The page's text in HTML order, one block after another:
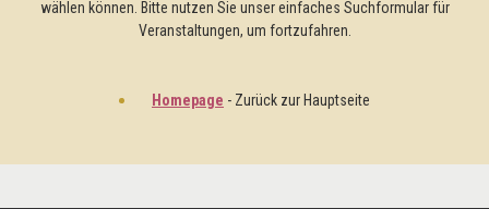
wählen können. Bitte nutzen Sie unser einfaches Suchformular für
Veranstaltungen, um fortzufahren.
Homepage - Zurück zur Hauptseite